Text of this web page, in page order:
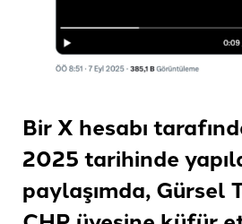
Bir X hesabı
2025 tarihinde
paylaşımda, Gürsel